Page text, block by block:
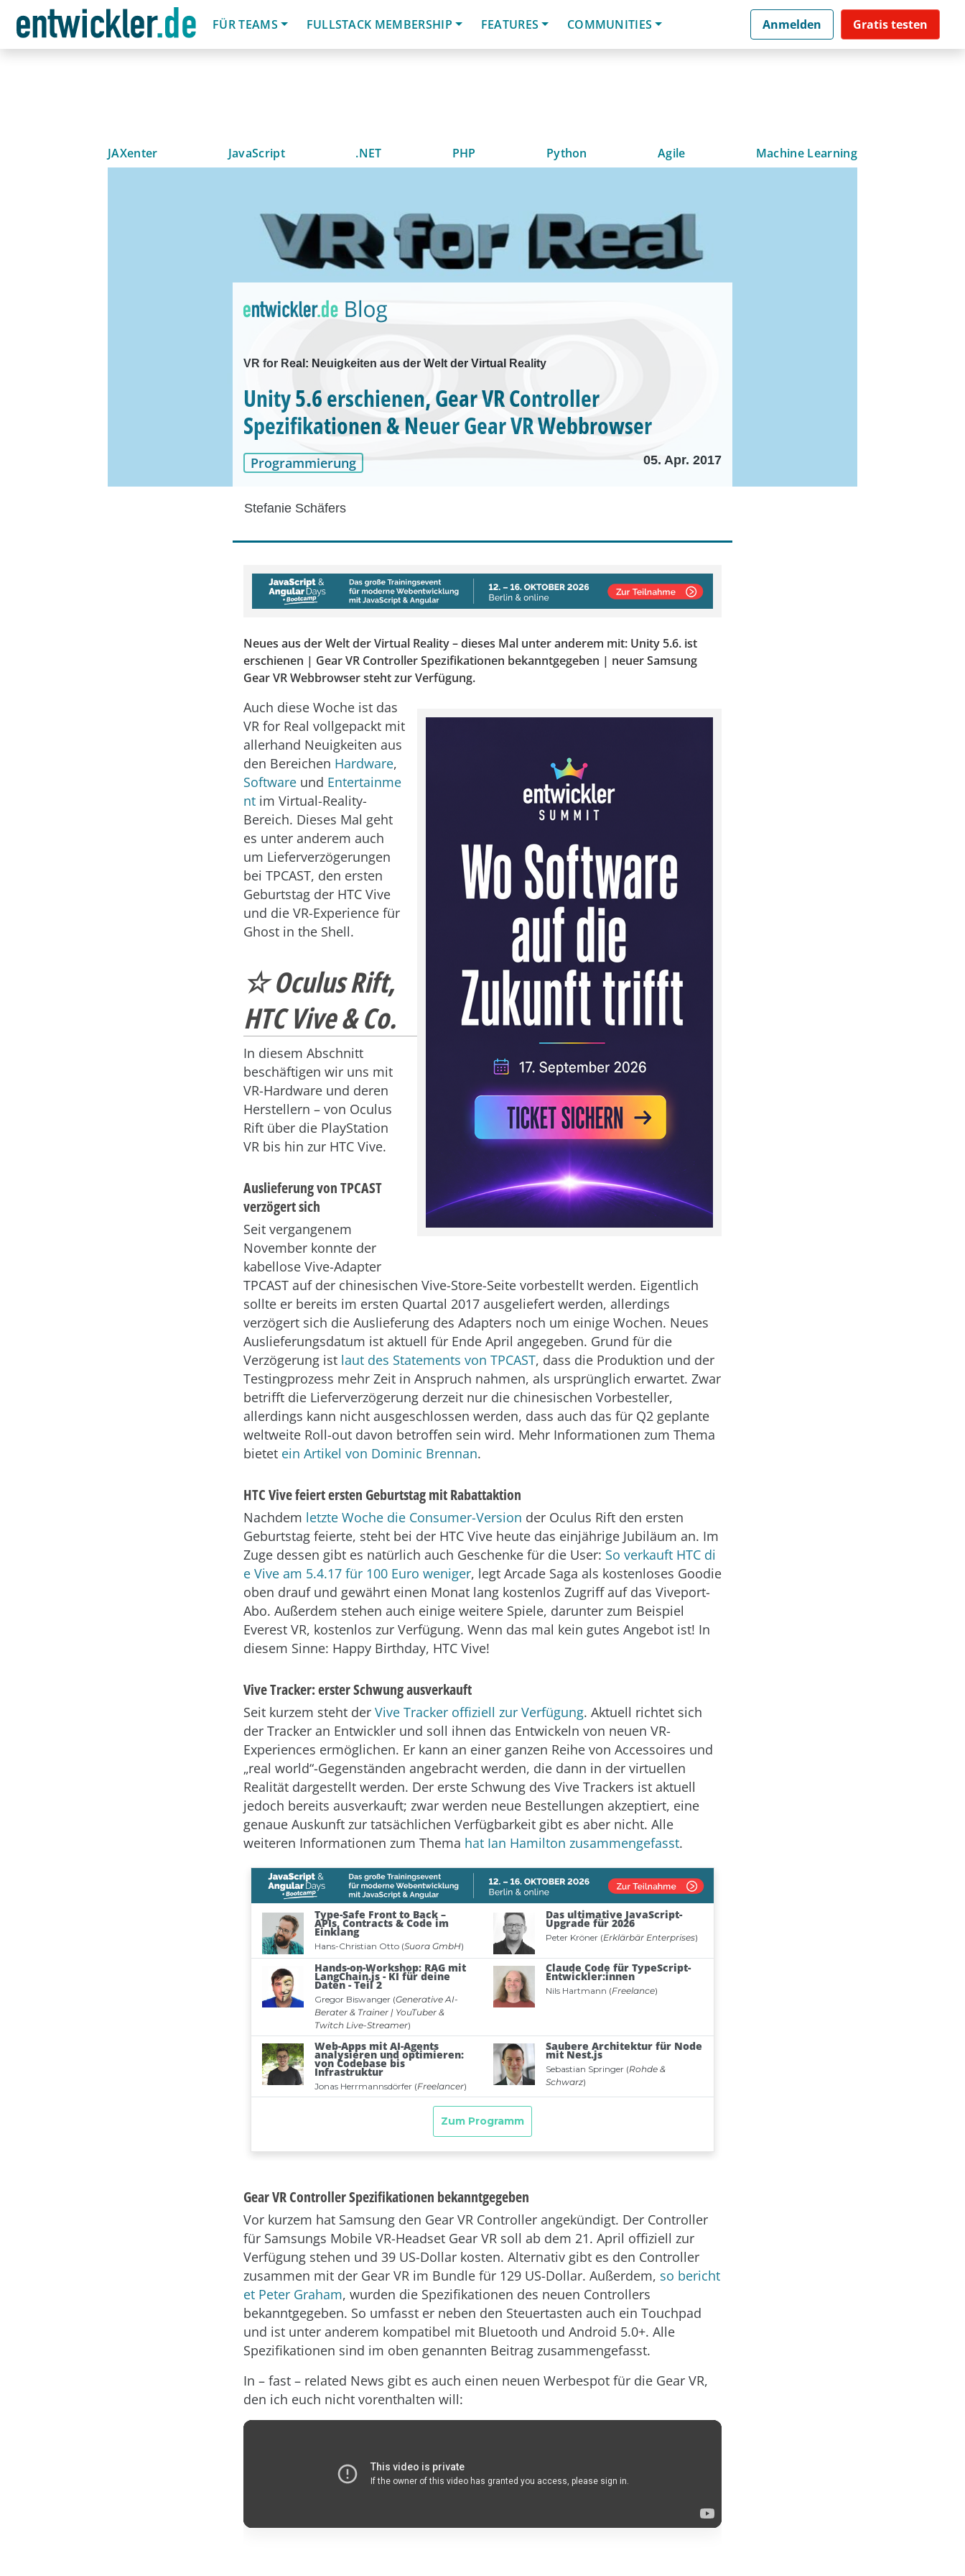
FÜR TEAMS
FULLSTACK MEMBERSHIP FEATURES COMMUNITIES Anmelden Gratis testen
JAXenter JavaScript .NET PHP Python Agile Machine Learning
VR for Real: Neuigkeiten aus der Welt der Virtual Reality
Unity 5.6 erschienen, Gear VR Controller
Spezifikationen & Neuer Gear VR Webbrowser
Programmierung 05. Apr. 2017
Stefanie Schäfers
Neues aus der Welt der Virtual Reality – dieses Mal unter anderem mit: Unity 5.6. ist
erschienen | Gear VR Controller Spezifikationen bekanntgegeben | neuer Samsung
Gear VR Webbrowser steht zur Verfügung.
Auch diese Woche ist das
VR for Real vollgepackt mit
allerhand Neuigkeiten aus
den Bereichen Hardware,
Software und Entertainme
nt im Virtual-Reality-
Bereich. Dieses Mal geht
es unter anderem auch
um Lieferverzögerungen
bei TPCAST, den ersten
Geburtstag der HTC Vive
und die VR-Experience für
Ghost in the Shell.
☆ Oculus Rift,
HTC Vive & Co.
In diesem Abschnitt
beschäftigen wir uns mit
VR-Hardware und deren
Herstellern – von Oculus
Rift über die PlayStation
VR bis hin zur HTC Vive.
Auslieferung von TPCAST
verzögert sich
Seit vergangenem
November konnte der
kabellose Vive-Adapter
TPCAST auf der chinesischen Vive-Store-Seite vorbestellt werden. Eigentlich
sollte er bereits im ersten Quartal 2017 ausgeliefert werden, allerdings
verzögert sich die Auslieferung des Adapters noch um einige Wochen. Neues
Auslieferungsdatum ist aktuell für Ende April angegeben. Grund für die
Verzögerung ist laut des Statements von TPCAST, dass die Produktion und der
Testingprozess mehr Zeit in Anspruch nahmen, als ursprünglich erwartet. Zwar
betrifft die Lieferverzögerung derzeit nur die chinesischen Vorbesteller,
allerdings kann nicht ausgeschlossen werden, dass auch das für Q2 geplante
weltweite Roll-out davon betroffen sein wird. Mehr Informationen zum Thema
bietet ein Artikel von Dominic Brennan.
HTC Vive feiert ersten Geburtstag mit Rabattaktion
Nachdem letzte Woche die Consumer-Version der Oculus Rift den ersten
Geburtstag feierte, steht bei der HTC Vive heute das einjährige Jubiläum an. Im
Zuge dessen gibt es natürlich auch Geschenke für die User: So verkauft HTC di
e Vive am 5.4.17 für 100 Euro weniger, legt Arcade Saga als kostenloses Goodie
oben drauf und gewährt einen Monat lang kostenlos Zugriff auf das Viveport-
Abo. Außerdem stehen auch einige weitere Spiele, darunter zum Beispiel
Everest VR, kostenlos zur Verfügung. Wenn das mal kein gutes Angebot ist! In
diesem Sinne: Happy Birthday, HTC Vive!
Vive Tracker: erster Schwung ausverkauft
Seit kurzem steht der Vive Tracker offiziell zur Verfügung. Aktuell richtet sich
der Tracker an Entwickler und soll ihnen das Entwickeln von neuen VR-
Experiences ermöglichen. Er kann an einer ganzen Reihe von Accessoires und
„real world“-Gegenständen angebracht werden, die dann in der virtuellen
Realität dargestellt werden. Der erste Schwung des Vive Trackers ist aktuell
jedoch bereits ausverkauft; zwar werden neue Bestellungen akzeptiert, eine
genaue Auskunft zur tatsächlichen Verfügbarkeit gibt es aber nicht. Alle
weiteren Informationen zum Thema hat Ian Hamilton zusammengefasst.
Gear VR Controller Spezifikationen bekanntgegeben
Vor kurzem hat Samsung den Gear VR Controller angekündigt. Der Controller
für Samsungs Mobile VR-Headset Gear VR soll ab dem 21. April offiziell zur
Verfügung stehen und 39 US-Dollar kosten. Alternativ gibt es den Controller
zusammen mit der Gear VR im Bundle für 129 US-Dollar. Außerdem, so bericht
et Peter Graham, wurden die Spezifikationen des neuen Controllers
bekanntgegeben. So umfasst er neben den Steuertasten auch ein Touchpad
und ist unter anderem kompatibel mit Bluetooth und Android 5.0+. Alle
Spezifikationen sind im oben genannten Beitrag zusammengefasst.
In – fast – related News gibt es auch einen neuen Werbespot für die Gear VR,
den ich euch nicht vorenthalten will: